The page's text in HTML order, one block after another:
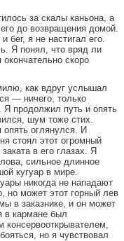
за скалы каньона, а
до возвращения домой.
бег, я не настигал его.
Я понял, что вряд ли
скоро
как вдруг услышал
— ничего, только
продолжил путь и опять
шум тоже стих.
оглянулся. И
стоял этот огромный
в его глазах. Я
сильное длинное
кугуар в мире.
никогда не нападают
но может этот горный лев
в заказнике, и он может
в кармане был
консервооткрывателем,
но я чувствовал